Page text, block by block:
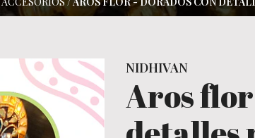
NIDHIVAN
Aros